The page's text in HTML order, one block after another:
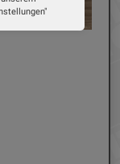
Sie mehr
Ihre